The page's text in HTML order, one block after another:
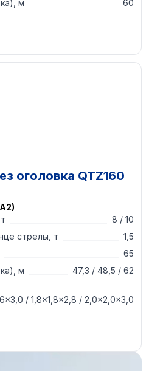
м 60
оголовка QTZ160
8 / 10
стрелы, т
1,5
65
м
47,3 / 48,5 / 62
/ 1,8×1,8×2,8 / 2,0×2,0×3,0